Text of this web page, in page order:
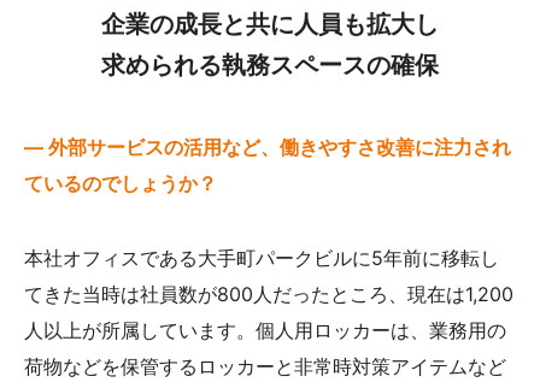
企業の成長と共に人員も拡大し
求められる執務スペースの確保
— 外部サービスの活用など、働きやすさ改善に注力され
ているのでしょうか？
本社オフィスである大手町パークビルに5年前に移転し
てきた当時は社員数が800人だったところ、現在は1,200
人以上が所属しています。個人用ロッカーは、業務用の
荷物などを保管するロッカーと非常時対策アイテムなど